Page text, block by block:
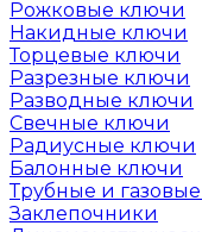
Рожковые ключи
Накидные ключи
Торцевые ключи
Разрезные ключи
Разводные ключи
Свечные ключи
Радиусные ключи
Балонные ключи
Трубные и
Заклепочники